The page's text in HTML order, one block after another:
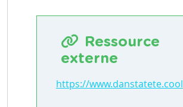
Ressource
externe
https://www.danstatete.cool